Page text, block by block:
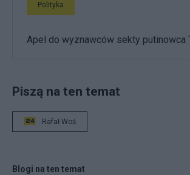
Polityka
Apel do wyznawców sekty putinowca
Piszą na ten temat
Rafał Woś
Blogi na ten temat